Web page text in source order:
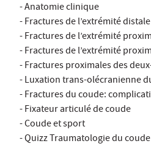
- Anatomie clinique
- Fractures de l’extrémité
- Fractures de l’extrémité
- Fractures de l’extrémité
- Fractures proximales des
- Luxation trans-olécranienne
- Fractures du coude:
- Fixateur articulé de coude
- Coude et sport
- Quizz Traumatologie du coude